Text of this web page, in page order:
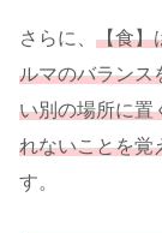
さらに、 【食】
ルマのバランス
い別の場所に置
れないことを覚
す。